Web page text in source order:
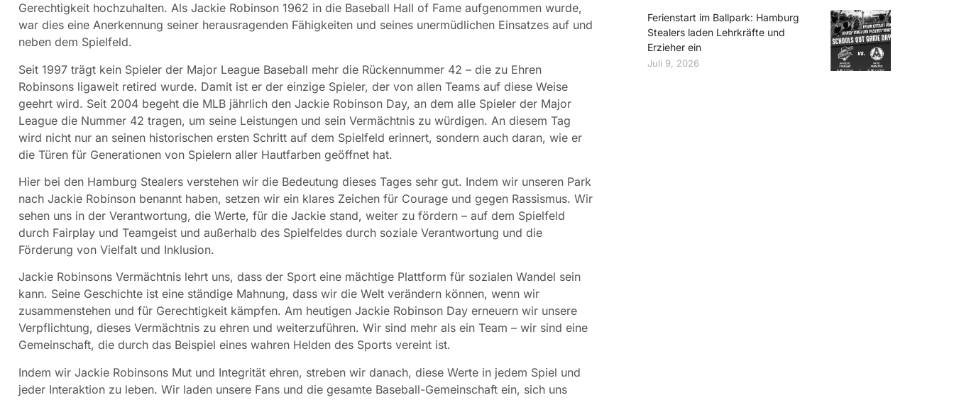
Gerechtigkeit hochzuhalten. Als Jackie Robinson 1962 in die Baseball Hall of Fame aufgenommen wurde,
war dies eine Anerkennung seiner herausragenden Fähigkeiten und seines unermüdlichen Einsatzes auf und
neben dem Spielfeld.
Seit 1997 trägt kein Spieler der Major League Baseball mehr die Rückennummer 42 – die zu Ehren
Robinsons ligaweit retired wurde. Damit ist er der einzige Spieler, der von allen Teams auf diese Weise
geehrt wird. Seit 2004 begeht die MLB jährlich den Jackie Robinson Day, an dem alle Spieler der Major
League die Nummer 42 tragen, um seine Leistungen und sein Vermächtnis zu würdigen. An diesem Tag
wird nicht nur an seinen historischen ersten Schritt auf dem Spielfeld erinnert, sondern auch daran, wie er
die Türen für Generationen von Spielern aller Hautfarben geöffnet hat.
Hier bei den Hamburg Stealers verstehen wir die Bedeutung dieses Tages sehr gut. Indem wir unseren Park
nach Jackie Robinson benannt haben, setzen wir ein klares Zeichen für Courage und gegen Rassismus. Wir
sehen uns in der Verantwortung, die Werte, für die Jackie stand, weiter zu fördern – auf dem Spielfeld
durch Fairplay und Teamgeist und außerhalb des Spielfeldes durch soziale Verantwortung und die
Förderung von Vielfalt und Inklusion.
Jackie Robinsons Vermächtnis lehrt uns, dass der Sport eine mächtige Plattform für sozialen Wandel sein
kann. Seine Geschichte ist eine ständige Mahnung, dass wir die Welt verändern können, wenn wir
zusammenstehen und für Gerechtigkeit kämpfen. Am heutigen Jackie Robinson Day erneuern wir unsere
Verpflichtung, dieses Vermächtnis zu ehren und weiterzuführen. Wir sind mehr als ein Team – wir sind eine
Gemeinschaft, die durch das Beispiel eines wahren Helden des Sports vereint ist.
Indem wir Jackie Robinsons Mut und Integrität ehren, streben wir danach, diese Werte in jedem Spiel und
jeder Interaktion zu leben. Wir laden unsere Fans und die gesamte Baseball-Gemeinschaft ein, sich uns
Ferienstart im Ballpark: Hamburg
Stealers laden Lehrkräfte und
Erzieher ein
Juli 9, 2026